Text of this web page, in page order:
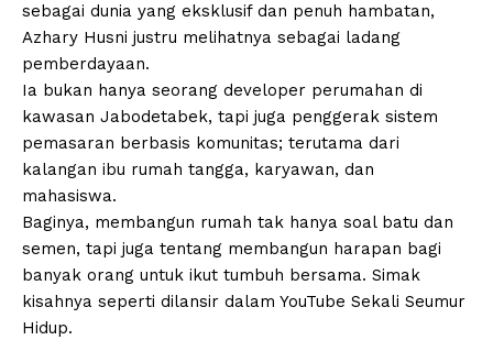
sebagai dunia yang eksklusif dan penuh hambatan,
Azhary Husni justru melihatnya sebagai ladang
pemberdayaan.
Ia bukan hanya seorang developer perumahan di
kawasan Jabodetabek, tapi juga penggerak sistem
pemasaran berbasis komunitas; terutama dari
kalangan ibu rumah tangga, karyawan, dan
mahasiswa.
Baginya, membangun rumah tak hanya soal batu dan
semen, tapi juga tentang membangun harapan bagi
banyak orang untuk ikut tumbuh bersama. Simak
kisahnya seperti dilansir dalam YouTube Sekali Seumur
Hidup.